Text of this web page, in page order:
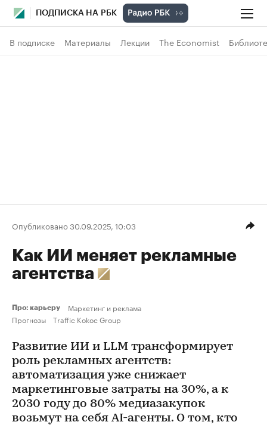
ПОДПИСКА НА РБК
В подписке Материалы Лекции The Economist
Опубликовано 30.09.2025, 10:03
Как ИИ меняет рекламные
агентства
Про: карьеру
Маркетинг и реклама
Прогнозы
Traffic Kokoc Group
Развитие ИИ и LLM трансформирует
роль рекламных агентств:
автоматизация уже снижает
маркетинговые затраты на 30%, а к
2030 году до 80% медиазакупок
возьмут на себя AI-агенты. О том, кто